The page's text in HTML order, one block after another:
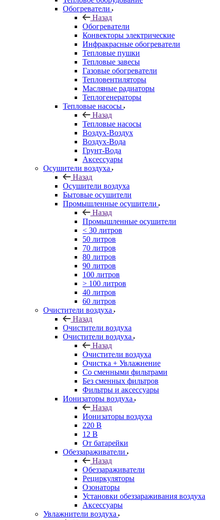
Обогреватели
Назад
Обогреватели
Конвекторы электрические
Инфракрасные обогреватели
Тепловые пушки
Тепловые завесы
Газовые обогреватели
Тепловентиляторы
Масляные радиаторы
Теплогенераторы
Тепловые насосы
Назад
Тепловые насосы
Воздух-Воздух
Воздух-Вода
Грунт-Вода
Аксессуары
Осушители воздуха
Назад
Осушители воздуха
Бытовые осушители
Промышленные осушители
Назад
Промышленные осушители
< 30 литров
50 литров
70 литров
80 литров
90 литров
100 литров
> 100 литров
40 литров
60 литров
Очистители воздуха
Назад
Очистители воздуха
Очистители воздуха
Назад
Очистители воздуха
Очистка + Увлажнение
Cо сменными фильтрами
Без сменных фильтров
Фильтры и аксессуары
Ионизаторы воздуха
Назад
Ионизаторы воздуха
220 В
12 В
От батарейки
Обеззараживатели
Назад
Обеззараживатели
Рециркуляторы
Озонаторы
Установки обеззараживания воздуха
Аксессуары
Увлажнители воздуха